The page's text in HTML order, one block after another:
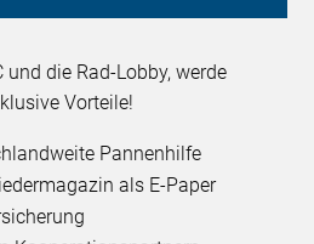
und die Rad-Lobby, werde
Vorteile!
Pannenhilfe
als E-Paper